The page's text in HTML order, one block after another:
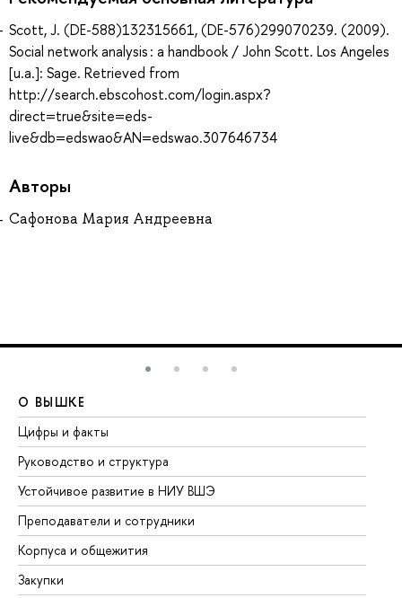
Scott, J. (DE-588)132315661, (DE-576)299070239. (2009).
Social network analysis : a handbook / John Scott. Los Angeles
[u.a.]: Sage. Retrieved from
http://search.ebscohost.com/login.aspx?
direct=true&site=eds-
live&db=edswao&AN=edswao.307646734
Авторы
Сафонова Мария Андреевна
О ВЫШКЕ
Цифры и факты
Руководство и структура
Устойчивое развитие в НИУ ВШЭ
Преподаватели и сотрудники
Корпуса и общежития
Закупки